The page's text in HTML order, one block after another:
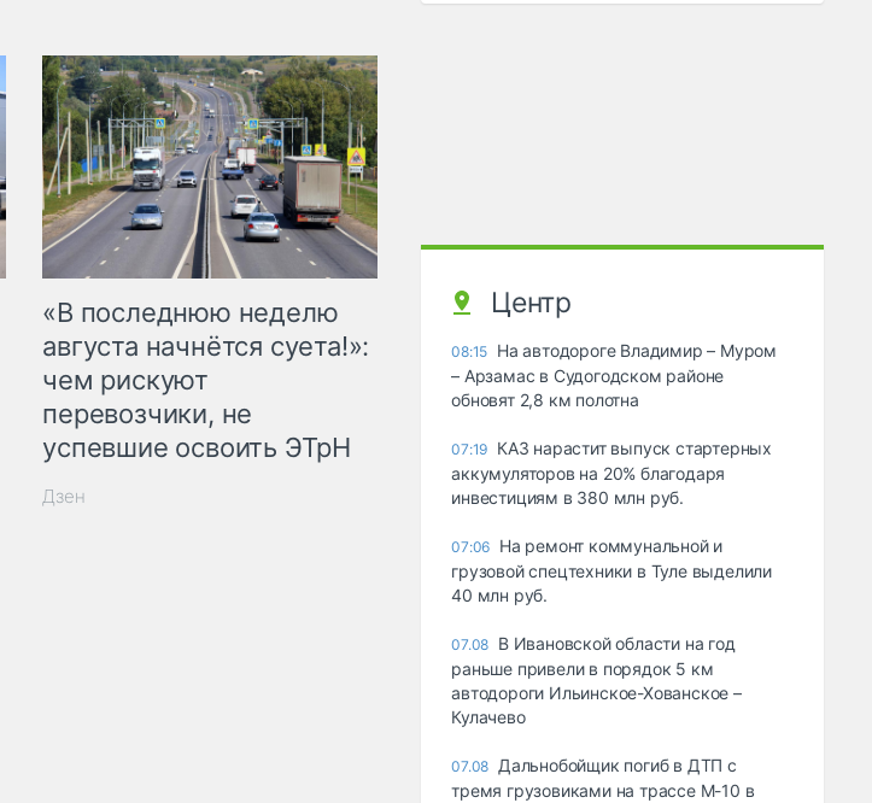
«В последнюю неделю
августа начнётся суета!»:
чем рискуют
перевозчики, не
успевшие освоить ЭТрН
Дзен
Центр
08:15 На автодороге Владимир – Муром
– Арзамас в Судогодском районе
обновят 2,8 км полотна
07:19 КАЗ нарастит выпуск стартерных
аккумуляторов на 20% благодаря
инвестициям в 380 млн руб.
07:06 На ремонт коммунальной и
грузовой спецтехники в Туле выделили
40 млн руб.
07.08 В Ивановской области на год
раньше привели в порядок 5 км
автодороги Ильинское-Хованское –
Кулачево
07.08 Дальнобойщик погиб в ДТП с
тремя грузовиками на трассе М-10 в